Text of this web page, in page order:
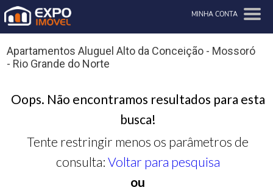
MINHA CONTA
Apartamentos Aluguel Alto da Conceição - Mossoró
- Rio Grande do Norte
Oops. Não encontramos resultados para esta
busca!
Tente restringir menos os parâmetros de
consulta: Voltar para pesquisa
ou